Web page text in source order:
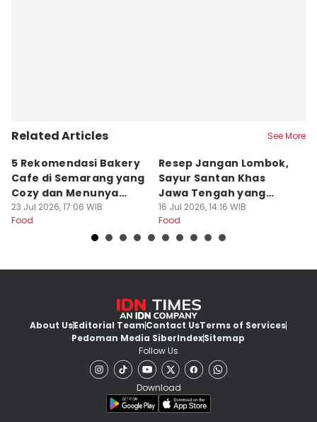
Related Articles See More
5 Rekomendasi Bakery
Cafe di Semarang yang
Cozy dan Menunya
Yummy
23 Jul 2026, 17:06 WIB
Food
Resep Jangan Lombok,
Sayur Santan Khas
Jawa Tengah yang
Gurih Nikmat!
16 Jul 2026, 14:16 WIB
Food
About UsEditorial TeamContact UsTerms of Services
Pedoman Media SiberIndexSitemap
Follow Us
Download